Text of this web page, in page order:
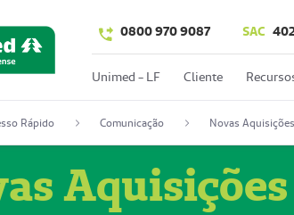
0800 970 9087 SAC
Unimed - LF Cliente
Rápido Comunicação Novas Aquisições
Aquisições